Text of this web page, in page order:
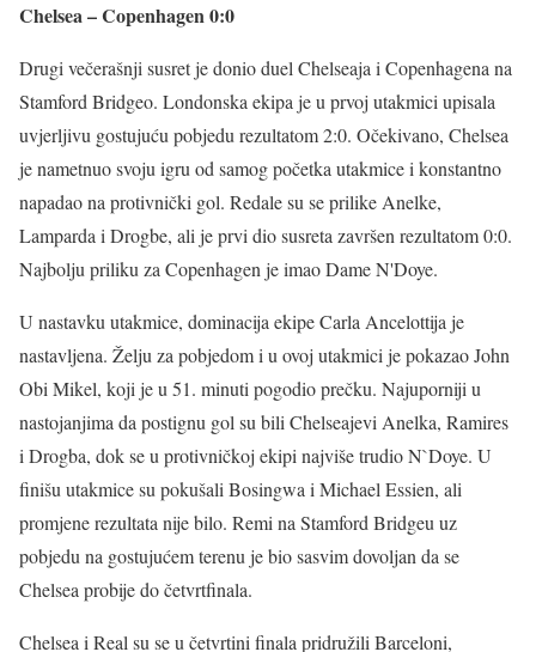
Chelsea – Copenhagen 0:0
Drugi večerašnji susret je donio duel Chelseaja i Copenhagena na
Stamford Bridgeo. Londonska ekipa je u prvoj utakmici upisala
uvjerljivu gostujuću pobjedu rezultatom 2:0. Očekivano, Chelsea
je nametnuo svoju igru od samog početka utakmice i konstantno
napadao na protivnički gol. Redale su se prilike Anelke,
Lamparda i Drogbe, ali je prvi dio susreta završen rezultatom 0:0.
Najbolju priliku za Copenhagen je imao Dame N'Doye.
U nastavku utakmice, dominacija ekipe Carla Ancelottija je
nastavljena. Želju za pobjedom i u ovoj utakmici je pokazao John
Obi Mikel, koji je u 51. minuti pogodio prečku. Najuporniji u
nastojanjima da postignu gol su bili Chelseajevi Anelka, Ramires
i Drogba, dok se u protivničkoj ekipi najviše trudio N`Doye. U
finišu utakmice su pokušali Bosingwa i Michael Essien, ali
promjene rezultata nije bilo. Remi na Stamford Bridgeu uz
pobjedu na gostujućem terenu je bio sasvim dovoljan da se
Chelsea probije do četvrtfinala.
Chelsea i Real su se u četvrtini finala pridružili Barceloni,